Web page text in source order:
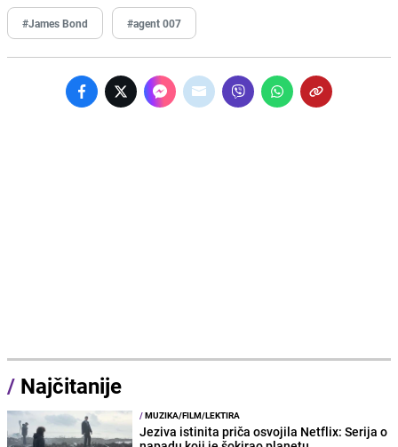
#James Bond #agent 007
/ Najčitanije
/MUZIKA/FILM/LEKTIRA
Jeziva istinita priča osvojila Netflix: Serija o